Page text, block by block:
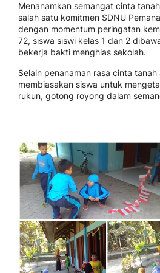
Menanamkan semangat cinta
salah satu komitmen SDNU
dengan momentum peringatan
72, siswa siswi kelas 1 dan 2
bekerja bakti menghias sekolah.
Selain penanaman rasa cinta
membiasakan siswa untuk
rukun, gotong royong dalam